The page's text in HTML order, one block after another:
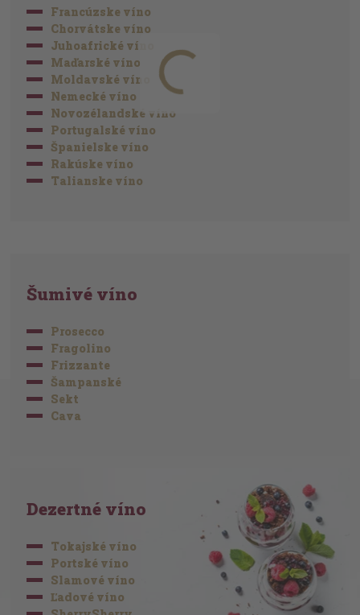
Francúzske víno
Chorvátske víno
Juhoafrické víno
Maďarské víno
Moldavské víno
Nemecké víno
Novozélandské víno
Portugalské víno
Španielske víno
Rakúske víno
Talianske víno
Šumivé víno
Prosecco
Fragolino
Frizzante
Šampanské
Sekt
Cava
Dezertné víno
Tokajské víno
Portské víno
Slamové víno
Ľadové víno